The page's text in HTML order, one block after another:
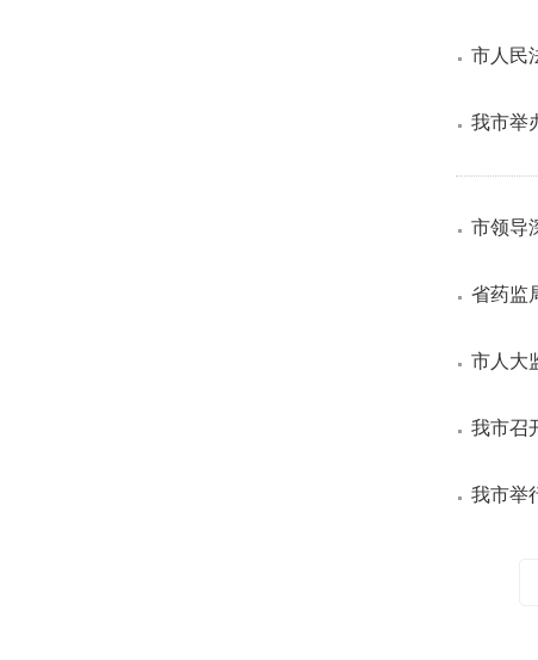
市人民
我市举
市领导
省药监
市人大
我市召
我市举